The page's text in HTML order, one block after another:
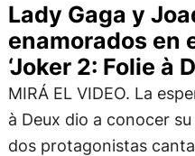
Lady Gaga y
enamorados en
‘Joker 2: Folie à
MIRÁ EL VIDEO. La
à Deux dio a conocer
dos protagonistas